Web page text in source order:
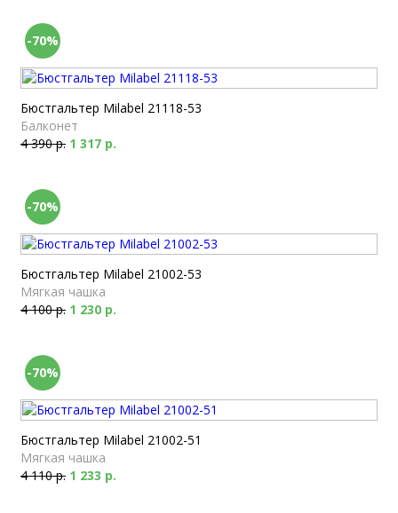
-70%
Бюстгальтер Milabel 21118-53
Балконет
4 390 р. 1 317 р.
-70%
Бюстгальтер Milabel 21002-53
Мягкая чашка
4 100 р. 1 230 р.
-70%
Бюстгальтер Milabel 21002-51
Мягкая чашка
4 110 р. 1 233 р.